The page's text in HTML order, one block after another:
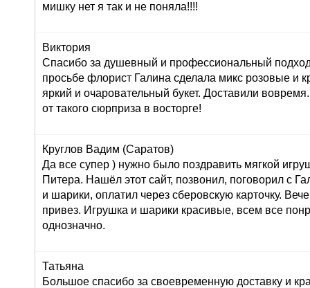
мишку нет я так и не поняла!!!!
Виктория
Спасибо за душевный и профессиональный
просьбе флорист Галина сделала микс розовые и
яркий и очаровательный букет. Доставили
от такого сюрприза в восторге!
Круглов Вадим (Саратов)
Да все супер ) нужно было поздравить мягкой
Питера. Нашёл этот сайт, позвонил, поговорил с
и шарики, оплатил через сберовскую карточку.
привез. Игрушка и шарики красивые, всем все
однозначно.
Татьяна
Большое спасибо за своевременную доставку и